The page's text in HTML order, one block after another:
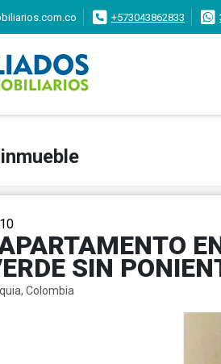
+573043862833
SIN
Colombia